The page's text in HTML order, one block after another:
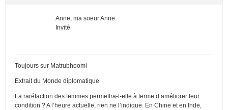
Anne, ma soeur Anne
Invité
Toujours sur Matrubhoomi
Extrait du Monde diplomatique
La raréfaction des femmes permettra-t-elle à terme d’améliorer leur
condition ? A l’heure actuelle, rien ne l’indique. En Chine et en Inde,